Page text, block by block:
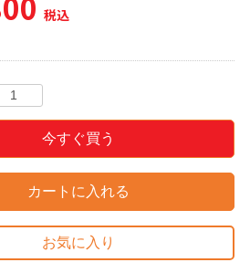
税込
今すぐ買う
カートに入れる
お気に入り